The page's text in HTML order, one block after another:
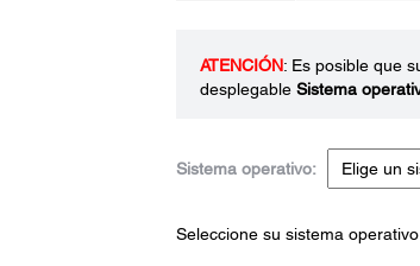
ATENCIÓN: Es posible que
desplegable Sistema
Sistema operativo:
Seleccione su sistema operativo